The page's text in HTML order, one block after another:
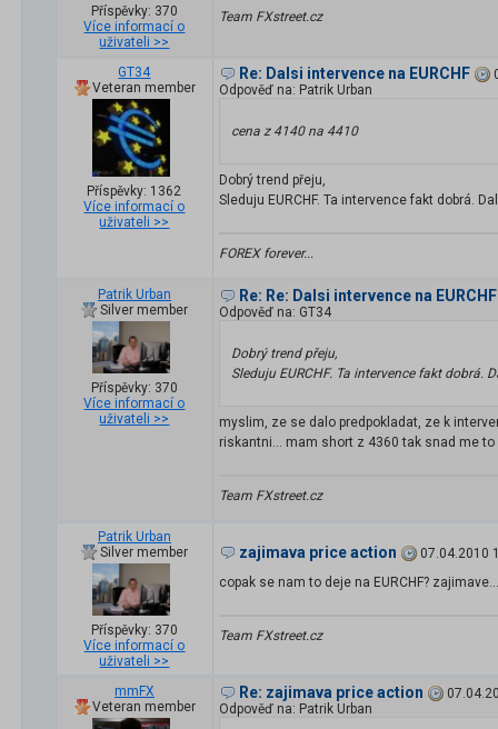
Příspěvky: 370
Více informací o
uživateli >>
Team FXstreet.cz
GT34
Veteran member
Příspěvky: 1362
Více informací o
uživateli >>
Re: Dalsi intervence na EURCHF
Odpověď na: Patrik Urban
cena z 4140 na 4410
Dobrý trend přeju,
Sleduju EURCHF. Ta intervence fakt dobrá.
FOREX forever...
Patrik Urban
Silver member
Příspěvky: 370
Více informací o
uživateli >>
Re: Re: Dalsi intervence na EURCHF
Odpověď na: GT34
Dobrý trend přeju,
Sleduju EURCHF. Ta intervence fakt dobrá.
myslim, ze se dalo predpokladat, ze k
riskantni... mam short z 4360 tak snad me to
Team FXstreet.cz
Patrik Urban
Silver member
Příspěvky: 370
Více informací o
uživateli >>
zajimava price action
07.04.2010
copak se nam to deje na EURCHF?
Team FXstreet.cz
mmFX
Veteran member
Re: zajimava price action
Odpověď na: Patrik Urban